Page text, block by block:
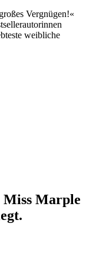
Vergnügen!«
weibliche
Marple